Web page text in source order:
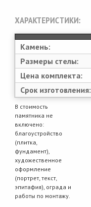
ХАРАКТЕРИСТИКИ:
Камень:
Размеры стелы:
Цена комплекта:
Срок изготовления:
В стоимость
памятника не
включено:
благоустройство
(плитка,
фундамент),
художественное
оформление
(портрет, текст,
эпитафия), ограда и
работы по монтажу.